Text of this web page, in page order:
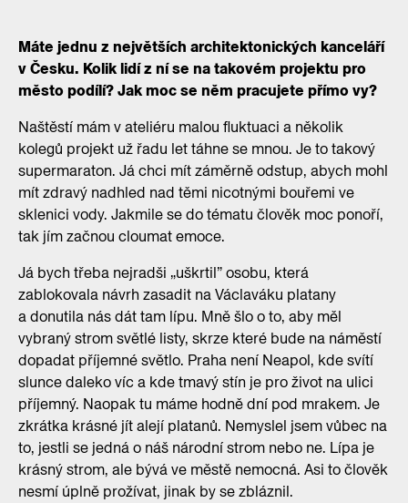
Máte jednu z největších architektonických kanceláří
v Česku. Kolik lidí z ní se na takovém projektu pro
město podílí? Jak moc se něm pracujete přímo vy?
Naštěstí mám v ateliéru malou fluktuaci a několik
kolegů projekt už řadu let táhne se mnou. Je to takový
supermaraton. Já chci mít záměrně odstup, abych mohl
mít zdravý nadhled nad těmi nicotnými bouřemi ve
sklenici vody. Jakmile se do tématu člověk moc ponoří,
tak jím začnou cloumat emoce.
Já bych třeba nejradši „uškrtil” osobu, která
zablokovala návrh zasadit na Václaváku platany
a donutila nás dát tam lípu. Mně šlo o to, aby měl
vybraný strom světlé listy, skrze které bude na náměstí
dopadat příjemné světlo. Praha není Neapol, kde svítí
slunce daleko víc a kde tmavý stín je pro život na ulici
příjemný. Naopak tu máme hodně dní pod mrakem. Je
zkrátka krásné jít alejí platanů. Nemyslel jsem vůbec na
to, jestli se jedná o náš národní strom nebo ne. Lípa je
krásný strom, ale bývá ve městě nemocná. Asi to člověk
nesmí úplně prožívat, jinak by se zbláznil.